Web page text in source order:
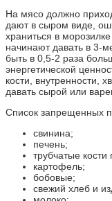
На мясо должно
дают в сыром виде,
храниться в
начинают давать в 3-
быть в 0,5-2 раза
энергетической
кости, внутренности,
давать сырой или
Список запрещенных
свинина;
печень;
трубчатые
картофель;
бобовые;
свежий хлеб и